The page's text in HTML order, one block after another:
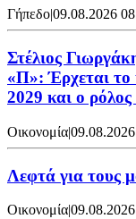
Γήπεδο|09.08.2026
Στέλιος
«Π»: Έρχεται το
2029 και ο
Οικονομία|
Λεφτά για τους
Οικονομία|